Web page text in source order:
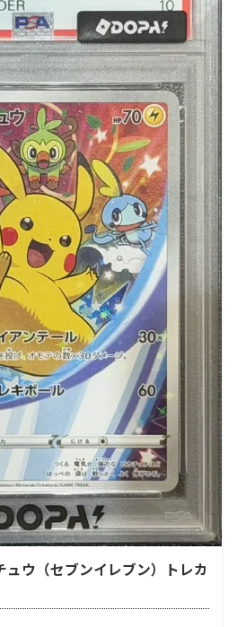
ウ（セブンイレブン）トレカ